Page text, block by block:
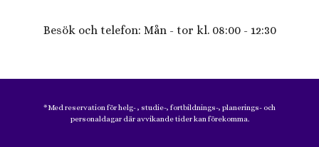
Besök och telefon: Mån - tor kl. 08:00 - 12:30
*Med reservation för helg- , studie-, fortbildnings-, planerings- och
personaldagar där avvikande tider kan förekomma.